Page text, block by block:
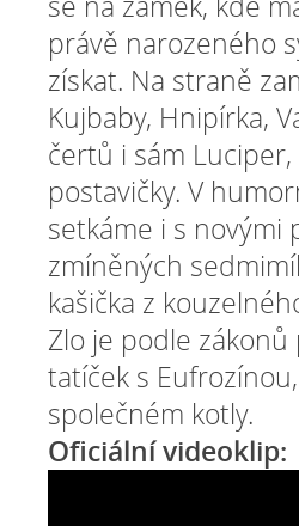
právě narozeného
získat. Na straně
Kujbaby, Hnipírka,
čertů i sám
postavičky. V
setkáme i s novými
zmíněných
kašička z
Zlo je podle
tatíček s
společném kotly.
Oficiální